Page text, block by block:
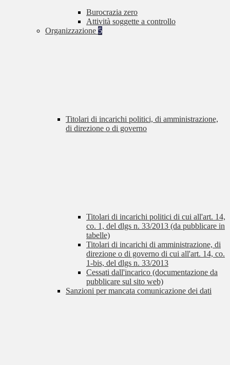
Burocrazia zero
Attività soggette a controllo
Organizzazione 5
Titolari di incarichi politici, di amministrazione,
di direzione o di governo
Titolari di incarichi politici di cui all'art. 14,
co. 1, del dlgs n. 33/2013 (da pubblicare in
tabelle)
Titolari di incarichi di amministrazione, di
direzione o di governo di cui all'art. 14, co.
1-bis, del dlgs n. 33/2013
Cessati dall'incarico (documentazione da
pubblicare sul sito web)
Sanzioni per mancata comunicazione dei dati